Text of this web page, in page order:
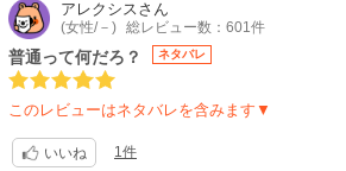
が好きです。他の作品でも クーって唸りなくな
す。えみちゃん、上司よりちょっと男っぽいか
は えっろ、なんだけど、態度が たまに 男っぽ
に 二人のごちゃごちゃにしそうな島の男、登場
っか行って欲しいんです。そして、えみちゃん
アレクシス さん
(女性/－) 総レビュー数：601件
普通って何だろ？ ネタバレ
このレビューはネタバレを含みます▼
いいね 1件